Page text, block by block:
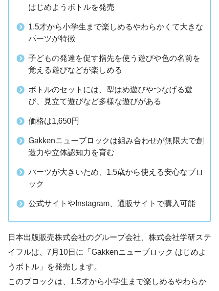
はじめようボトルを発売
1.5才から小学生まで楽しめるやわらかくて大きな
パーツが特徴
子どもの発達を促す指先を使う遊びや色の名前を
覚える遊びなどが楽しめる
ボトルのセットには、型はめ遊びやつなげる遊
び、見立て遊びなど多様な遊びがある
価格は1,650円
Gakkenニューブロックは組み合わせが無限大で創
造力や立体認知力を育む
パーツが大きいため、1.5歳から使える安心なブロ
ック
公式サイトやInstagram、通販サイトで購入可能
日本出版販売株式会社のグループ会社、株式会社学研ステ
イフルは、7月10日に「Gakkenニューブロック はじめよ
うボトル」を発売します。
このブロックは、1.5才から小学生まで楽しめるやわらか